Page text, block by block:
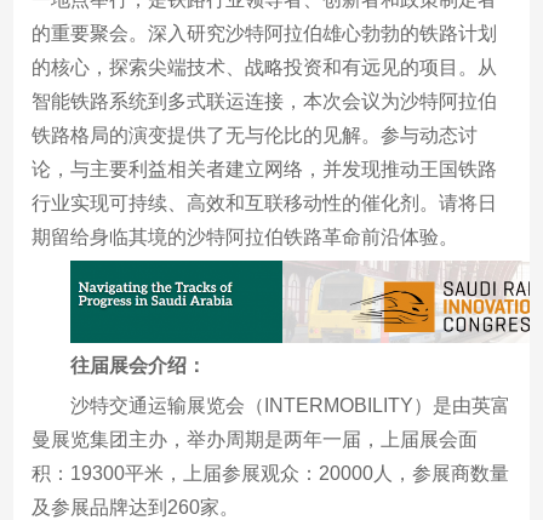
的重要聚会。深入研究沙特阿拉伯雄心勃勃的铁路计划
的核心，探索尖端技术、战略投资和有远见的项目。从
智能铁路系统到多式联运连接，本次会议为沙特阿拉伯
铁路格局的演变提供了无与伦比的见解。参与动态讨
论，与主要利益相关者建立网络，并发现推动王国铁路
行业实现可持续、高效和互联移动性的催化剂。请将日
期留给身临其境的沙特阿拉伯铁路革命前沿体验。
往届展会介绍：
沙特交通运输展览会（INTERMOBILITY）是由英富
曼展览集团主办，举办周期是两年一届，上届展会面
积：19300平米，上届参展观众：20000人，参展商数量
及参展品牌达到260家。